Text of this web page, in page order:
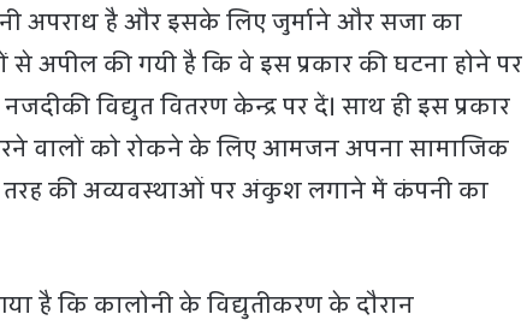
अपराध है और इसके लिए जुर्माने और सजा का
से अपील की गयी है कि वे इस प्रकार की घटना होने पर
विद्युत वितरण केन्द्र पर दें। साथ ही इस प्रकार
वालों को रोकने के लिए आमजन अपना सामाजिक
की अव्‍यवस्‍थाओं पर अंकुश लगाने में कंपनी का
है कि कालोनी के विद्युतीकरण के दौरान